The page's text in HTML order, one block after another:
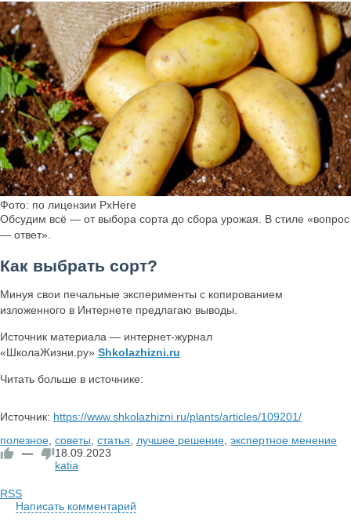
Фото: по лицензии PxHere
Обсудим всё — от выбора сорта до сбора урожая. В стиле «вопрос
— ответ».
Как выбрать сорт?
Минуя свои печальные эксперименты с копированием
изложенного в Интернете предлагаю выводы.
Источник материала — интернет-журнал
«ШколаЖизни.ру» Shkolazhizni.ru
Читать больше в источнике:
Источник: https://www.shkolazhizni.ru/plants/articles/109201/
полезное советы статья лучшее решение экспертное менение
—
18.09.2023
katia
RSS
Написать комментарий